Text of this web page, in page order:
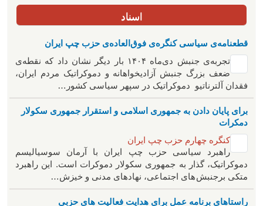
اسناد
قطعنامه‌ی سیاسی کنگره‌ی فوق‌العاده‌ی حزب چپ ایران
تجربه‌ی جنبش دی‌ماه ۱۴۰۴ بار دیگر نشان داد که نقطه‌ی
ضعف بزرگ جنبش آزادیخواهانه و دموکراتیک مردم ایران،
فقدان آلترناتیو دموکراتیک در سپهر سیاسی کشور…
برای پایان دادن به جمهوری اسلامی و استقرار جمهوری سکولار
دمکرات
کنگره چهارم حزب چپ ایران
راهبرد سياسی حزب چپ ایران با آرمان سوسیالیسم
دموکراتیک، گذار به جمهوری سکولار دموکرات است. این راهبرد
متکی برجنبش های اجتماعی، نهادهای مدنی و خیزش‌…
راستاهای برنامه عمل برای هدایت فعالیت های حزبی